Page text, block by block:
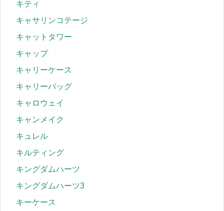
キティ
キャサリンコテージ
キャットタワー
キャップ
キャリーケース
キャリーバッグ
キャロウェイ
キャンメイク
キュレル
キルティング
キングダムハーツ
キングダムハーツ3
キーケース